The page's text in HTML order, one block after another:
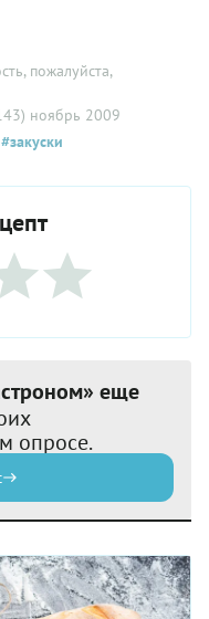
пожалуйста,
ноябрь 2009
#закуски
еще
опросе.